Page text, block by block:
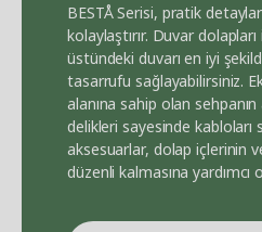
BESTÅSerisi, pratik
kolaylaştırır. Duvar
üstündeki duvarı en iyi
tasarrufu sağlayabilirsiniz.
alanına sahip olan sehpanın
delikleri sayesinde kabloları
aksesuarlar, dolap içlerinin
düzenli kalmasına yardımcı